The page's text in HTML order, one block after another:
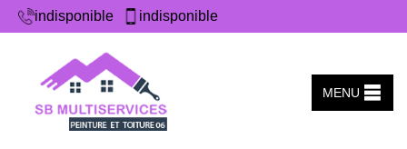
indisponible indisponible
MENU